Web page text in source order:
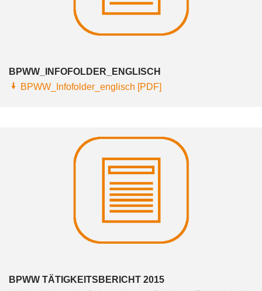
BPWW_INFOFOLDER_ENGLISCH
BPWW_Infofolder_englisch [PDF]
BPWW TÄTIGKEITSBERICHT 2015